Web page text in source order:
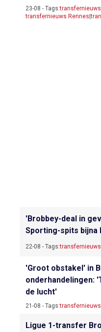
23-08 - Tags:
transfernieuws Rennes |
'Brobbey-deal in
Sporting-spits bijna
22-08 - Tags:
'Groot obstakel' in
onderhandelingen:
de lucht'
21-08 - Tags:
Ligue 1-transfer